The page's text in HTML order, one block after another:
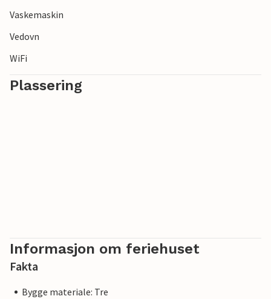
Vaskemaskin
Vedovn
WiFi
Plassering
Informasjon om feriehuset
Fakta
Bygge materiale: Tre